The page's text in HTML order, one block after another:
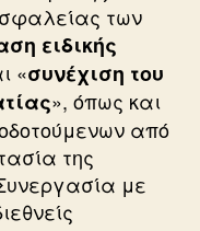
των
ειδικής
«συνέχιση του
», όπως και
από
της
με